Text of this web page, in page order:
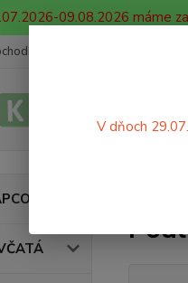
09.08.2026 máme
podmienky
V dňoch